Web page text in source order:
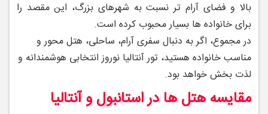
بالا و فضای آرام ‌تر نسبت به شهرهای بزرگ، این مقصد را
برای خانواده ‌ها بسیار محبوب کرده است.
در مجموع، اگر به دنبال سفری آرام، ساحلی، هتل ‌محور و
مناسب خانواده هستید، تور آنتالیا نوروز انتخابی هوشمندانه و
لذت ‌بخش خواهد بود.
مقایسه هتل‌ ها در استانبول و آنتالیا